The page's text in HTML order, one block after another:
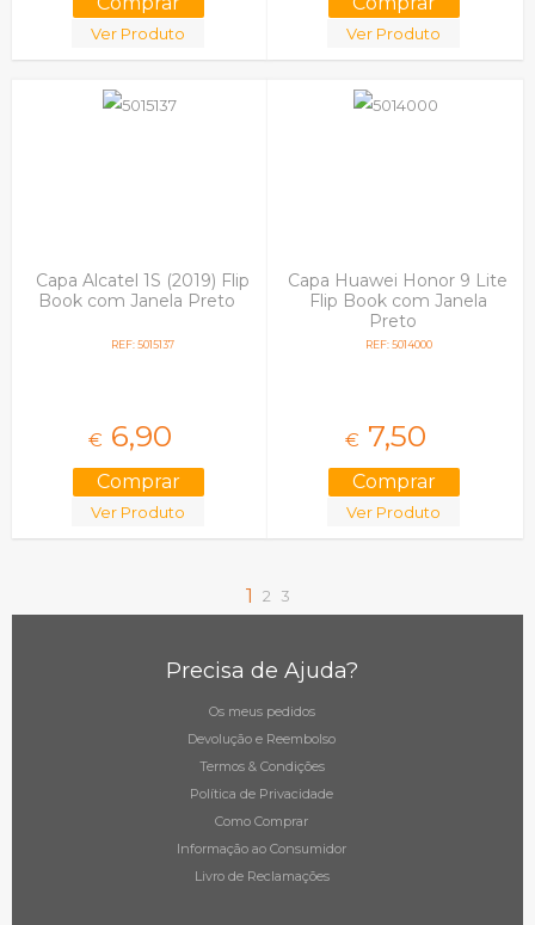
Ver Produto Ver Produto
Capa Alcatel 1S (2019) Flip
Book com Janela Preto
REF: 5015137
€ 6,90
Ver Produto
Capa Huawei Honor 9 Lite
Flip Book com Janela
Preto
REF: 5014000
€ 7,50
Ver Produto
1 2 3
Precisa de Ajuda?
Os meus pedidos
Devolução e Reembolso
Termos & Condições
Política de Privacidade
Como Comprar
Informação ao Consumidor
Livro de Reclamações